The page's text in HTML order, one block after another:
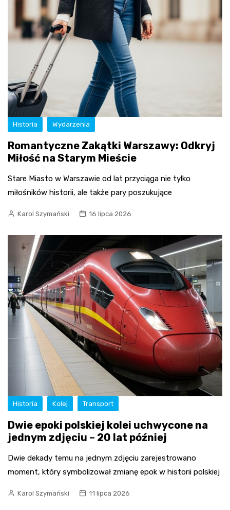
Historia Wydarzenia
Romantyczne Zakątki Warszawy: Odkryj
Miłość na Starym Mieście
Stare Miasto w Warszawie od lat przyciąga nie tylko
miłośników historii, ale także pary poszukujące
Karol Szymański 16 lipca 2026
Historia Kolej Transport
Dwie epoki polskiej kolei uchwycone na
jednym zdjęciu – 20 lat później
Dwie dekady temu na jednym zdjęciu zarejestrowano
moment, który symbolizował zmianę epok w historii polskiej
Karol Szymański 11 lipca 2026